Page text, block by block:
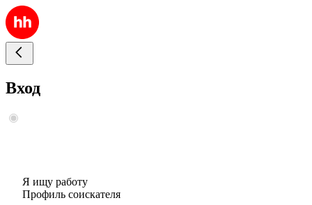
Вход
Я ищу работу
Профиль соискателя